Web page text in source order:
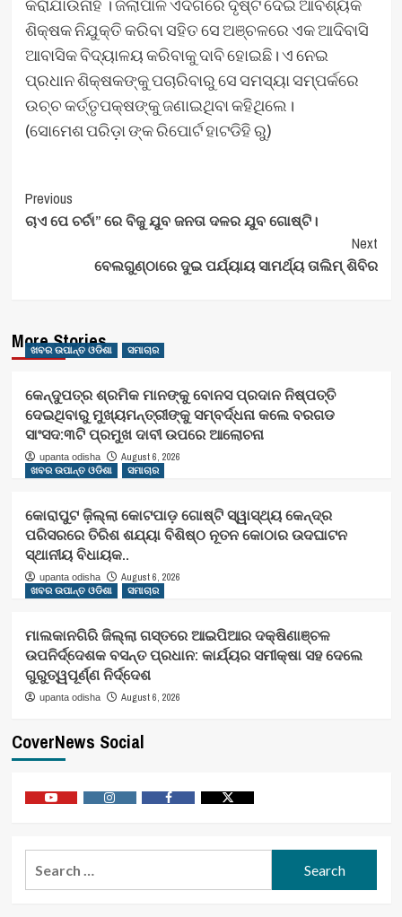
କରାଯାଉନାହିଁ । ଜିଲାପାଳ ଏଦିଗରେ ଦୃଷ୍ଟି ଦେଇ ଆବଶ୍ୟକ
ଶିକ୍ଷକ ନିଯୁକ୍ତି କରିବା ସହିତ ସେ ଅଞ୍ଚଳରେ ଏକ ଆଦିବାସି
ଆବାସିକ ବିଦ୍ୟାଳୟ କରିବାକୁ ଦାବି ହୋଇଛି। ଏ ନେଇ
ପ୍ରଧାନ ଶିକ୍ଷକଙ୍କୁ ପଚାରିବାରୁ ସେ ସମସ୍ୟା ସମ୍ପର୍କରେ
ଉଚ୍ଚ କର୍ତ୍ତୃପକ୍ଷଙ୍କୁ ଜଣାଇଥିବା କହିଥିଲେ।
(ସୋମେଶ ପରିଡ଼ା ଙ୍କ ରିପୋର୍ଟ ହାଟଡିହି ରୁ)
Post
Navigation
Previous
ଚାଏ ପେ ଚର୍ଚା” ରେ ବିଜୁ ଯୁବ ଜନତା ଦଳର ଯୁବ ଗୋଷ୍ଟି।
Next
ବେଲଗୁଣ୍ଠାରେ ଦୁଇ ପର୍ଯ୍ୟାୟ ସାମର୍ଥ୍ୟ ତାଲିମ୍ ଶିବିର
More Stories
ଖବର ଉପାନ୍ତ ଓଡିଶା ସମାଚାର
କେନ୍ଦୁପତ୍ର ଶ୍ରମିକ ମାନଙ୍କୁ ବୋନସ ପ୍ରଦାନ ନିଷ୍ପତ୍ତି
ଦେଇଥିବାରୁ ମୁଖ୍ୟମନ୍ତ୍ରୀଙ୍କୁ ସମ୍ବର୍ଦ୍ଧନା କଲେ ବରଗଡ
ସାଂସଦ:୩ଟି ପ୍ରମୁଖ ଦାବୀ ଉପରେ ଆଲୋଚନା
upanta odisha
August 6, 2026
ଖବର ଉପାନ୍ତ ଓଡିଶା
ସମାଚାର
କୋରାପୁଟ ଜ଼ିଲ୍ଲା କୋଟପାଡ଼ ଗୋଷ୍ଟି ସ୍ୱାସ୍ଥ୍ୟ କେନ୍ଦ୍ର
ପରିସରରେ ତିରିଶ ଶଯ୍ୟା ବିଶିଷ୍ଠ ନୂତନ କୋଠାର ଉଦଘାଟନ
ସ୍ଥାନୀୟ ବିଧାୟକ..
upanta odisha
August 6, 2026
ଖବର ଉପାନ୍ତ ଓଡିଶା
ସମାଚାର
ମାଲକାନଗିରି ଜିଲ୍ଲା ଗସ୍ତରେ ଆଇପିଆର ଦକ୍ଷିଣାଞ୍ଚଳ
ଉପନିର୍ଦ୍ଦେଶକ ବସନ୍ତ ପ୍ରଧାନ: କାର୍ଯ୍ୟର ସମୀକ୍ଷା ସହ ଦେଲେ
ଗୁରୁତ୍ୱପୂର୍ଣ୍ଣ ନିର୍ଦ୍ଦେଶ
upanta odisha August 6, 2026
CoverNews Social